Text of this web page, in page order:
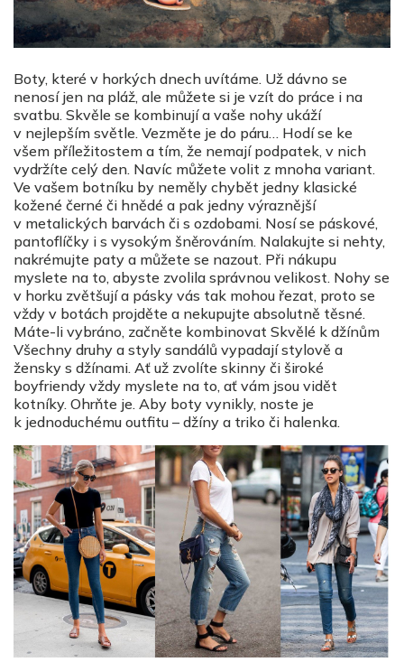
Boty, které v horkých dnech uvítáme. Už dávno se
nenosí jen na pláž, ale můžete si je vzít do práce i na
svatbu. Skvěle se kombinují a vaše nohy ukáží
v nejlepším světle. Vezměte je do páru… Hodí se ke
všem příležitostem a tím, že nemají podpatek, v nich
vydržíte celý den. Navíc můžete volit z mnoha variant.
Ve vašem botníku by neměly chybět jedny klasické
kožené černé či hnědé a pak jedny výraznější
v metalických barvách či s ozdobami. Nosí se páskové,
pantoflíčky i s vysokým šněrováním. Nalakujte si nehty,
nakrémujte paty a můžete se nazout. Při nákupu
myslete na to, abyste zvolila správnou velikost. Nohy se
v horku zvětšují a pásky vás tak mohou řezat, proto se
vždy v botách projděte a nekupujte absolutně těsné.
Máte-li vybráno, začněte kombinovat Skvělé k džínům
Všechny druhy a styly sandálů vypadají stylově a
žensky s džínami. Ať už zvolíte skinny či široké
boyfriendy vždy myslete na to, ať vám jsou vidět
kotníky. Ohrňte je. Aby boty vynikly, noste je
k jednoduchému outfitu – džíny a triko či halenka.